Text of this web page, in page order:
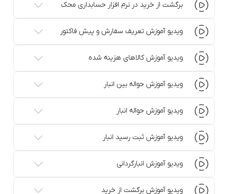
برگشت از خرید در نرم افزار حسابداری محک
ویدیو آموزش تعریف سفارش و پیش فاکتور
ویدیو آموزش کالاهای هزینه شده
ویدیو آموزش حواله بین انبار
ویدیو آموزش حواله انبار
ویدیو آموزش ثبت رسید انبار
ویدیو آموزش انبارگردانی
ویدیو آموزش برگشت از خرید